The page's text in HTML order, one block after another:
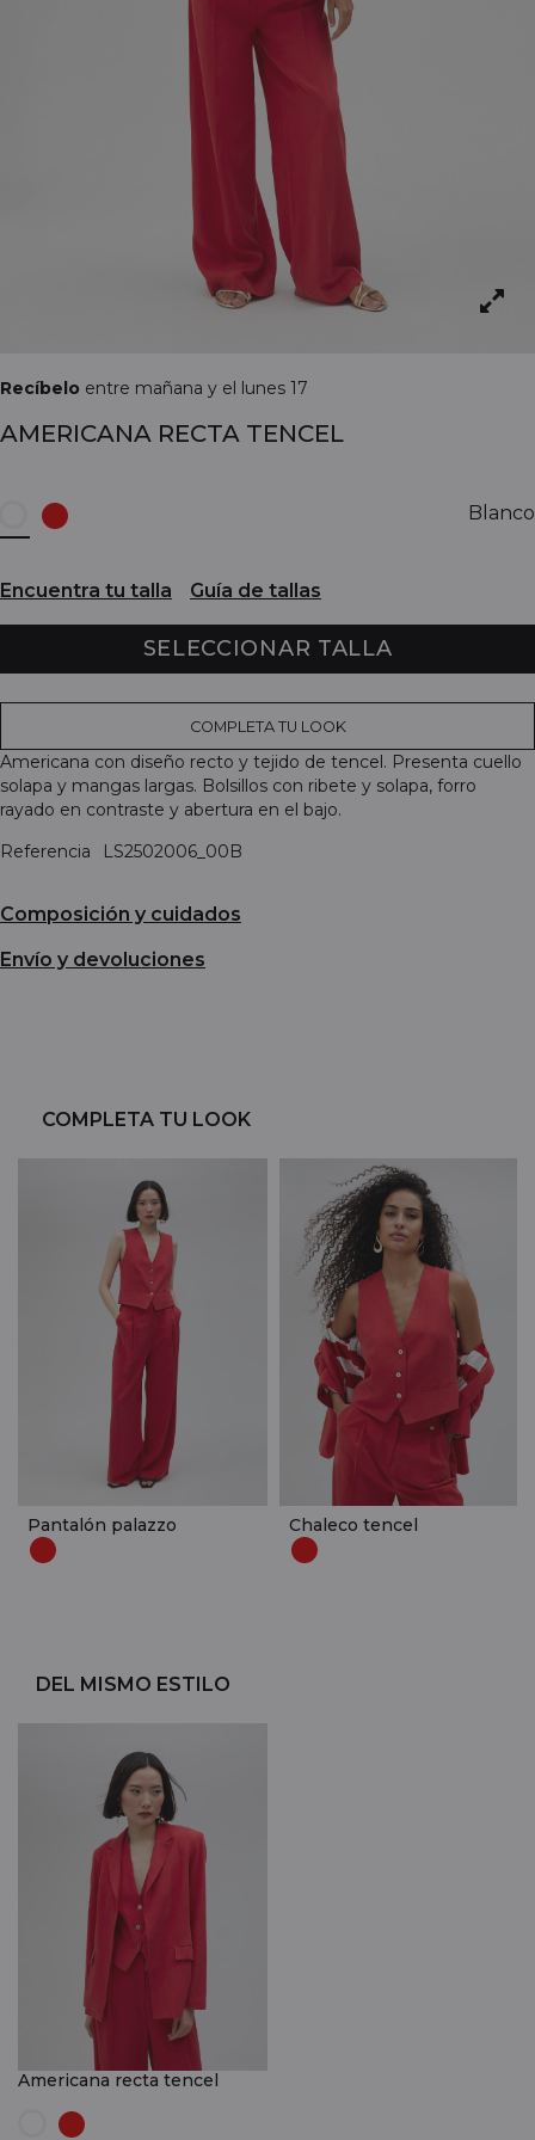
Recíbelo entre mañana y el lunes 17
AMERICANA RECTA TENCEL
Blanco
Encuentra tu talla Guía de tallas
SELECCIONAR TALLA
COMPLETA TU LOOK
Americana con diseño recto y tejido de tencel. Presenta cuello
solapa y mangas largas. Bolsillos con ribete y solapa, forro
rayado en contraste y abertura en el bajo.
Referencia
LS2502006_00B
Composición y cuidados
Envío y devoluciones
COMPLETA TU LOOK
Pantalón palazzo Chaleco tencel
DEL MISMO ESTILO
Americana recta tencel